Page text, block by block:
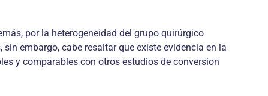
por la he­terogeneidad del grupo quirúrgico
embargo, cabe resaltar que exis­te evidencia en la
y comparables con otros estudios de conversion